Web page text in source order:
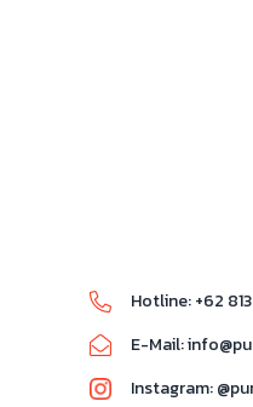
Hotline:+62
E-Mail:
Instagram: